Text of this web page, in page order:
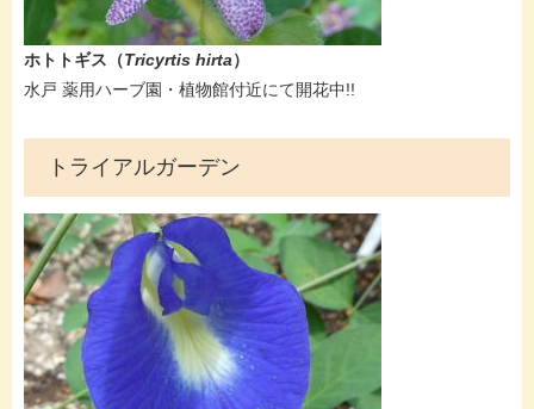
ホトトギス（Tricyrtis hirta）
​水戸 薬用ハーブ園・植物館付近にて開花中!!
トライアルガーデン